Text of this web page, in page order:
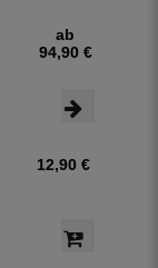
ab
94,90 €
12,90 €